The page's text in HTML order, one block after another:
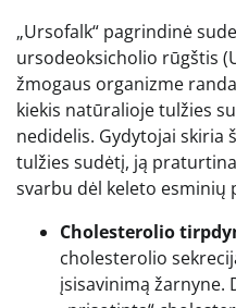
„Ursofalk“ pagrindinė
ursodeoksicholio rūgštis
žmogaus organizme
kiekis natūralioje tulžies
nedidelis. Gydytojai skiria
tulžies sudėtį, ją
svarbu dėl keleto esminių
Cholesterolio
cholesterolio
įsisavinimą žarnyne.